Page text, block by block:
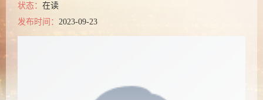
状态： 在读
发布时间： 2023-09-23